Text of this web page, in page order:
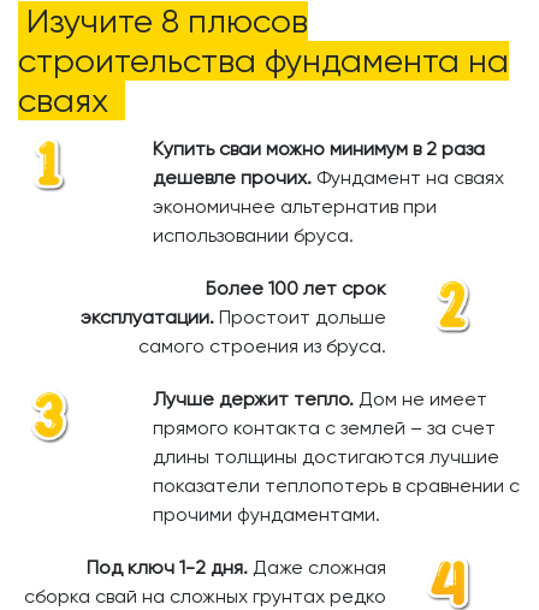
Изучите 8 плюсов
строительства фундамента на
сваях
Купить сваи можно минимум в 2 раза
дешевле прочих. Фундамент на сваях
экономичнее альтернатив при
использовании бруса.
Более 100 лет срок
эксплуатации. Простоит дольше
самого строения из бруса.
Лучше держит тепло. Дом не имеет
прямого контакта с землей – за счет
длины толщины достигаются лучшие
показатели теплопотерь в сравнении с
прочими фундаментами.
Под ключ 1-2 дня. Даже сложная
сборка свай на сложных грунтах редко